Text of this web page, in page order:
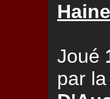
Joué
par